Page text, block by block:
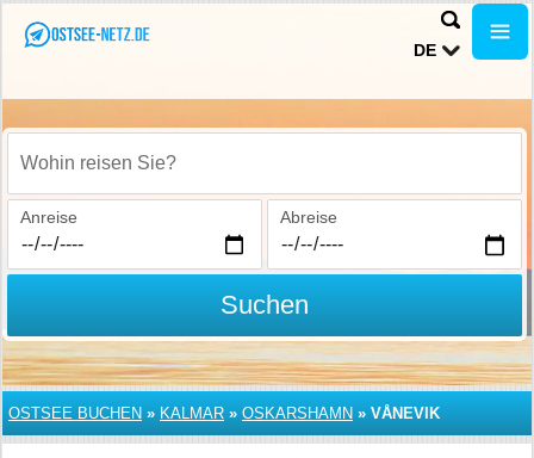
DE
Wohin reisen Sie?
Anreise Abreise
Suchen
OSTSEE BUCHEN » KALMAR » OSKARSHAMN » VÅNEVIK